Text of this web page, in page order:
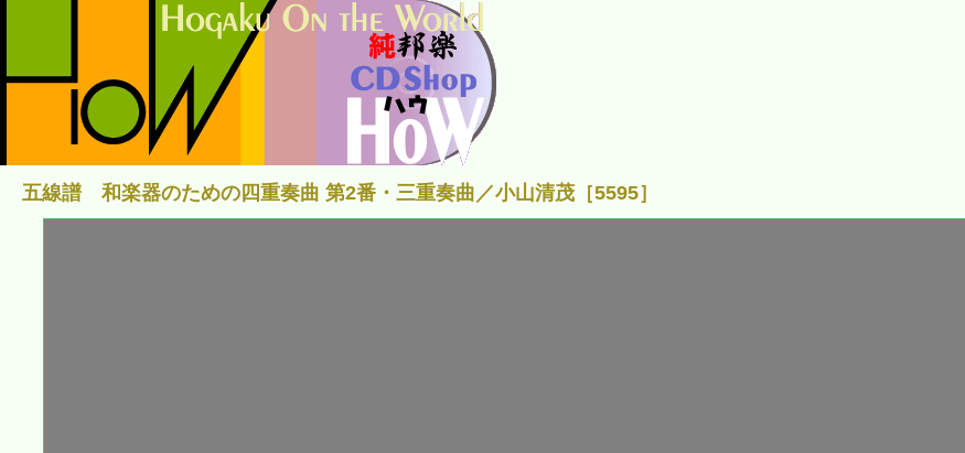
五線譜 和楽器のための四重奏曲 第2番・三重奏曲／小山清茂［5595］